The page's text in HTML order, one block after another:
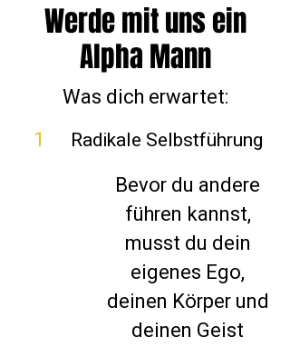
Werde mit uns ein
Alpha Mann
Was dich erwartet:
1
Radikale Selbstführung
Bevor du andere
führen kannst,
musst du dein
eigenes Ego,
deinen Körper und
deinen Geist